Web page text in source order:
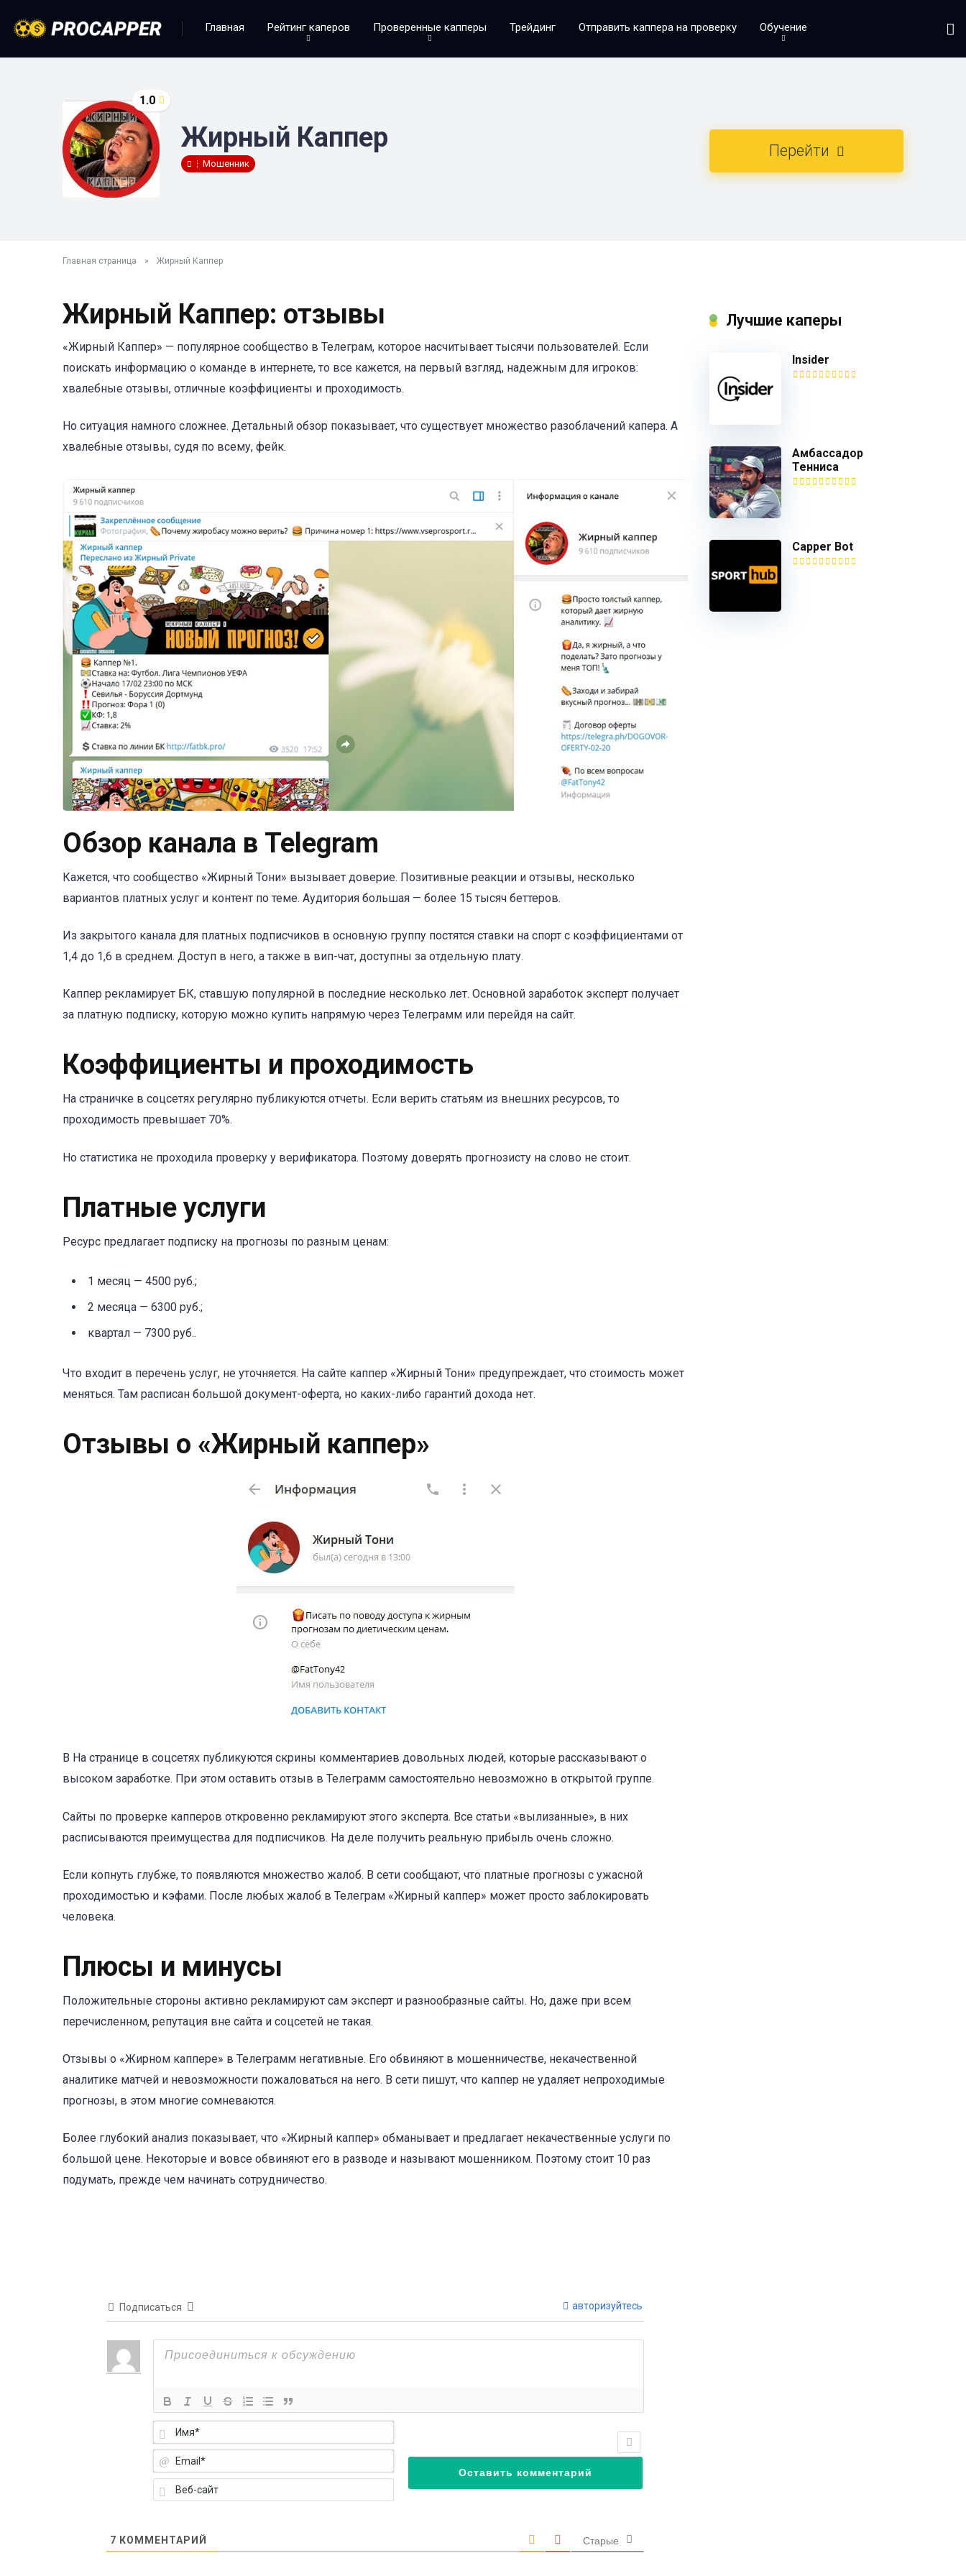
Главная Рейтинг каперов Проверенные капперы Трейдинг Отправить каппера на проверку Обучение
1.0
Жирный Каппер
Мошенник
Перейти
Главная страница » Жирный Каппер
Жирный Каппер: отзывы
«Жирный Каппер» — популярное сообщество в Телеграм, которое насчитывает тысячи пользователей. Если
поискать информацию о команде в интернете, то все кажется, на первый взгляд, надежным для игроков:
хвалебные отзывы, отличные коэффициенты и проходимость.
Но ситуация намного сложнее. Детальный обзор показывает, что существует множество разоблачений капера. А
хвалебные отзывы, судя по всему, фейк.
Обзор канала в Telegram
Кажется, что сообщество «Жирный Тони» вызывает доверие. Позитивные реакции и отзывы, несколько
вариантов платных услуг и контент по теме. Аудитория большая — более 15 тысяч беттеров.
Из закрытого канала для платных подписчиков в основную группу постятся ставки на спорт с коэффициентами от
1,4 до 1,6 в среднем. Доступ в него, а также в вип-чат, доступны за отдельную плату.
Каппер рекламирует БК, ставшую популярной в последние несколько лет. Основной заработок эксперт получает
за платную подписку, которую можно купить напрямую через Телеграмм или перейдя на сайт.
Коэффициенты и проходимость
На страничке в соцсетях регулярно публикуются отчеты. Если верить статьям из внешних ресурсов, то
проходимость превышает 70%.
Но статистика не проходила проверку у верификатора. Поэтому доверять прогнозисту на слово не стоит.
Платные услуги
Ресурс предлагает подписку на прогнозы по разным ценам:
1 месяц — 4500 руб.;
2 месяца — 6300 руб.;
квартал — 7300 руб..
Что входит в перечень услуг, не уточняется. На сайте каппер «Жирный Тони» предупреждает, что стоимость может
меняться. Там расписан большой документ-оферта, но каких-либо гарантий дохода нет.
Отзывы о «Жирный каппер»
В На странице в соцсетях публикуются скрины комментариев довольных людей, которые рассказывают о
высоком заработке. При этом оставить отзыв в Телеграмм самостоятельно невозможно в открытой группе.
Сайты по проверке капперов откровенно рекламируют этого эксперта. Все статьи «вылизанные», в них
расписываются преимущества для подписчиков. На деле получить реальную прибыль очень сложно.
Если копнуть глубже, то появляются множество жалоб. В сети сообщают, что платные прогнозы с ужасной
проходимостью и кэфами. После любых жалоб в Телеграм «Жирный каппер» может просто заблокировать
человека.
Плюсы и минусы
Положительные стороны активно рекламируют сам эксперт и разнообразные сайты. Но, даже при всем
перечисленном, репутация вне сайта и соцсетей не такая.
Отзывы о «Жирном каппере» в Телеграмм негативные. Его обвиняют в мошенничестве, некачественной
аналитике матчей и невозможности пожаловаться на него. В сети пишут, что каппер не удаляет непроходимые
прогнозы, в этом многие сомневаются.
Более глубокий анализ показывает, что «Жирный каппер» обманывает и предлагает некачественные услуги по
большой цене. Некоторые и вовсе обвиняют его в разводе и называют мошенником. Поэтому стоит 10 раз
подумать, прежде чем начинать сотрудничество.
Подписаться авторизуйтесь
Имя*
Email*
Веб-
сайт
7 КОММЕНТАРИЙ Старые
Лучшие каперы
Insider
Амбассадор
Тенниса
Capper Bot